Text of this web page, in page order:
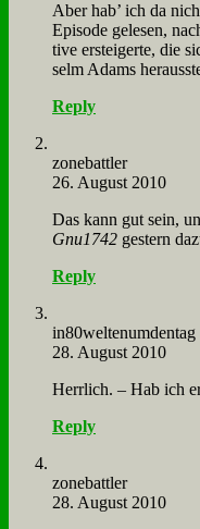
Aber hab’ ich da
Epi­so­de ge­le­sen,
ti­ve er­stei­ger­te, die
selm Adams
Reply
zone­batt­ler
26. August 2010
Das kann gut sein,
Gnu1742 ge­stern
Reply
in80weltenumdentag
28. August 2010
Herr­lich. – Hab ich
Reply
zone­batt­ler
28. August 2010